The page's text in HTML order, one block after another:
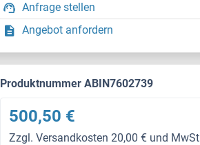
Anfrage stellen
Angebot anfordern
Produktnummer ABIN7602739
500,50 €
Zzgl. Versandkosten 20,00 € und MwSt